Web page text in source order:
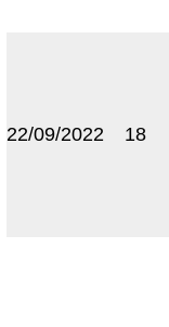
22/09/2022 18